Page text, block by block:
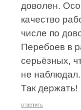
доволен.
качество
числе по
Перебоев в
серьёзных,
не наблюдал.
Так держать!
ответить